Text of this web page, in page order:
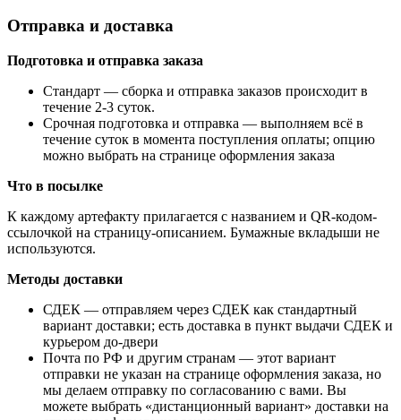
Отправка и доставка
Подготовка и отправка заказа
Стандарт — сборка и отправка заказов происходит в
течение 2-3 суток.
Срочная подготовка и отправка — выполняем всё в
течение суток в момента поступления оплаты; опцию
можно выбрать на странице оформления заказа
Что в посылке
К каждому артефакту прилагается с названием и QR-кодом-
ссылочкой на страницу-описанием. Бумажные вкладыши не
используются.
Методы доставки
СДЕК — отправляем через СДЕК как стандартный
вариант доставки; есть доставка в пункт выдачи СДЕК и
курьером до-двери
Почта по РФ и другим странам — этот вариант
отправки не указан на странице оформления заказа, но
мы делаем отправку по согласованию с вами. Вы
можете выбрать «дистанционный вариант» доставки на